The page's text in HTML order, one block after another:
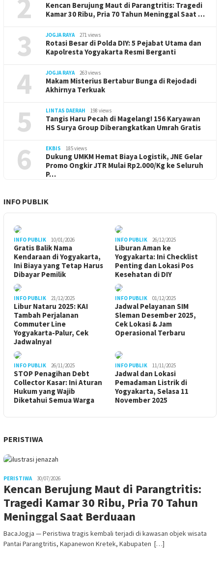
2
Kencan Berujung Maut di Parangtritis: Tragedi
Kamar 30 Ribu, Pria 70 Tahun Meninggal Saat …
3 JOGJA RAYA 271 views
Rotasi Besar di Polda DIY: 5 Pejabat Utama dan
Kapolresta Yogyakarta Resmi Berganti
4 JOGJA RAYA 263 views
Makam Misterius Bertabur Bunga di Rejodadi
Akhirnya Terkuak
5 LINTAS DAERAH 198 views
Tangis Haru Pecah di Magelang! 156 Karyawan
HS Surya Group Diberangkatkan Umrah Gratis
6 EKBIS 185 views
Dukung UMKM Hemat Biaya Logistik, JNE Gelar
Promo Ongkir JTR Mulai Rp2.000/Kg ke Seluruh
P…
INFO PUBLIK
INFO PUBLIK 10/01/2026
Gratis Balik Nama
Kendaraan di Yogyakarta,
Ini Biaya yang Tetap Harus
Dibayar Pemilik
INFO PUBLIK 26/12/2025
Liburan Aman ke
Yogyakarta: Ini Checklist
Penting dan Lokasi Pos
Kesehatan di DIY
INFO PUBLIK 21/12/2025
Libur Nataru 2025: KAI
Tambah Perjalanan
Commuter Line
Yogyakarta-Palur, Cek
Jadwalnya!
INFO PUBLIK 01/12/2025
Jadwal Pelayanan SIM
Sleman Desember 2025,
Cek Lokasi & Jam
Operasional Terbaru
INFO PUBLIK 26/11/2025
STOP Penagihan Debt
Collector Kasar: Ini Aturan
Hukum yang Wajib
Diketahui Semua Warga
INFO PUBLIK 11/11/2025
Jadwal dan Lokasi
Pemadaman Listrik di
Yogyakarta, Selasa 11
November 2025
PERISTIWA
PERISTIWA 30/07/2026
Kencan Berujung Maut di Parangtritis:
Tragedi Kamar 30 Ribu, Pria 70 Tahun
Meninggal Saat Berduaan
BacaJogja — Peristiwa tragis kembali terjadi di kawasan objek wisata
Pantai Parangtritis, Kapanewon Kretek, Kabupaten […]